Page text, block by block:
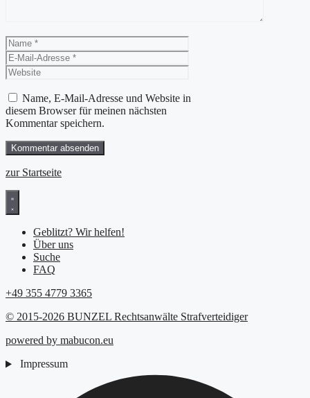
Name
Mail-
Adresse
Name, E-Mail-Adresse und Website in
diesem Browser für meinen nächsten
Kommentar speichern.
zur Startseite
Geblitzt? Wir helfen!
Über uns
Suche
FAQ
+49 355 4779 3365
© 2015-2026 BUNZEL Rechtsanwälte Strafverteidiger
powered by mabucon.eu
Impressum